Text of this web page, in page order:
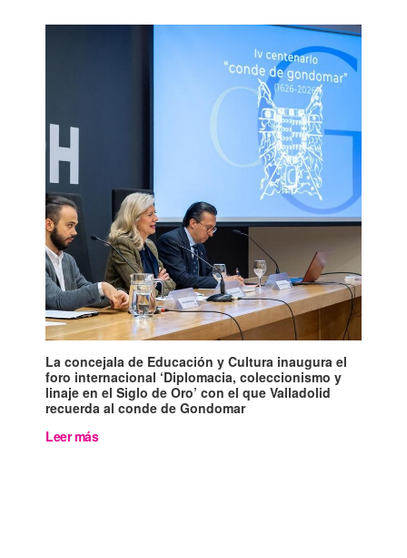
La concejala de Educación y Cultura inaugura el
foro internacional ‘Diplomacia, coleccionismo y
linaje en el Siglo de Oro’ con el que Valladolid
recuerda al conde de Gondomar
Leer más